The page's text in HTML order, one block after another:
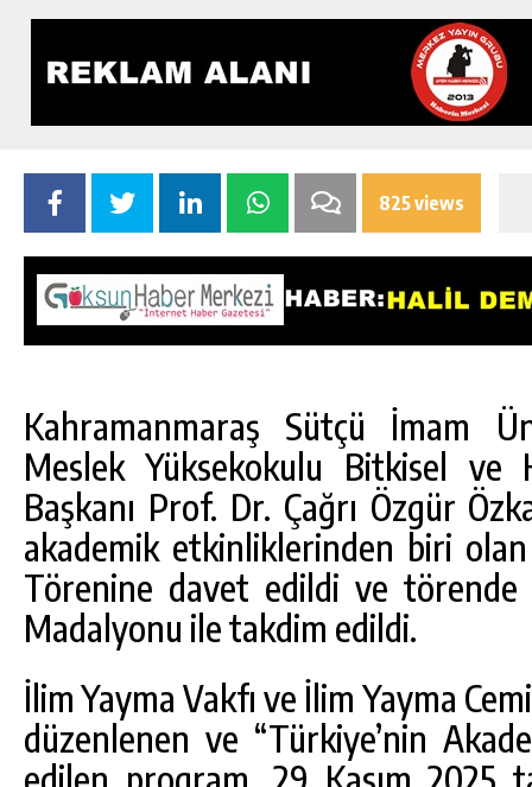
825 views
Kahramanmaraş Sütçü İmam
Meslek Yüksekokulu Bitkisel ve
Başkanı Prof. Dr. Çağrı Özgür
akademik etkinliklerinden biri
Törenine davet edildi ve törende
Madalyonu ile takdim edildi.
İlim Yayma Vakfı ve İlim Yayma
düzenlenen ve “Türkiye’nin
GÖKSUN HAFIZLIK KIZ KUR’AN KURSU
ÖĞRENCILERINE DARENDE GEZISI.